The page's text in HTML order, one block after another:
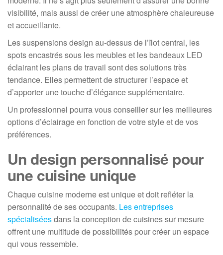
visibilité, mais aussi de créer une atmosphère chaleureuse
et accueillante.
Les suspensions design au-dessus de l’îlot central, les
spots encastrés sous les meubles et les bandeaux LED
éclairant les plans de travail sont des solutions très
tendance. Elles permettent de structurer l’espace et
d’apporter une touche d’élégance supplémentaire.
Un professionnel pourra vous conseiller sur les meilleures
options d’éclairage en fonction de votre style et de vos
préférences.
Un design personnalisé pour
une cuisine unique
Chaque cuisine moderne est unique et doit refléter la
personnalité de ses occupants. Les entreprises
spécialiséesdans la conception de cuisines sur mesure
offrent une multitude de possibilités pour créer un espace
qui vous ressemble.